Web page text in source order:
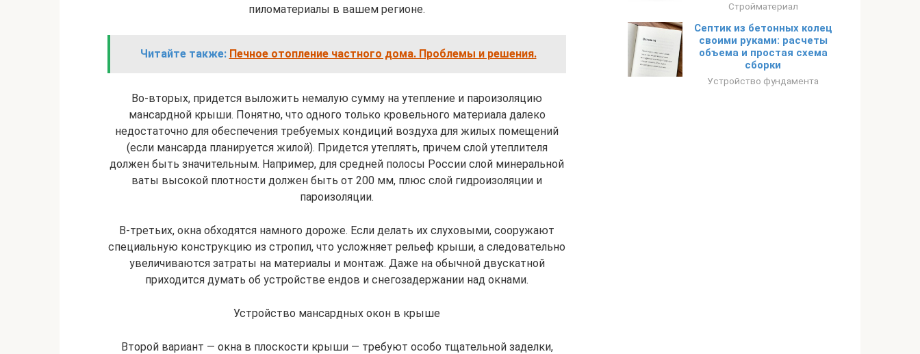
пиломатериалы в вашем регионе.
Читайте также: Печное отопление частного дома. Проблемы и решения.
Во-вторых, придется выложить немалую сумму на утепление и пароизоляцию
мансардной крыши. Понятно, что одного только кровельного материала далеко
недостаточно для обеспечения требуемых кондиций воздуха для жилых помещений
(если мансарда планируется жилой). Придется утеплять, причем слой утеплителя
должен быть значительным. Например, для средней полосы России слой минеральной
ваты высокой плотности должен быть от 200 мм, плюс слой гидроизоляции и
пароизоляции.
В-третьих, окна обходятся намного дороже. Если делать их слуховыми, сооружают
специальную конструкцию из стропил, что усложняет рельеф крыши, а следовательно
увеличиваются затраты на материалы и монтаж. Даже на обычной двускатной
приходится думать об устройстве ендов и снегозадержании над окнами.
Устройство мансардных окон в крыше
Второй вариант — окна в плоскости крыши — требуют особо тщательной заделки,
Стройматериал
Септик из бетонных колец
своими руками: расчеты
объема и простая схема
сборки
Устройство фундамента